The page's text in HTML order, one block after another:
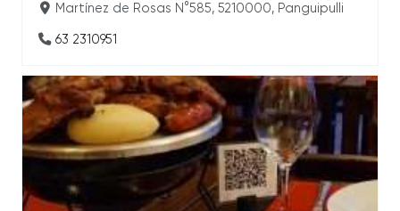
Martínez de Rosas N°585, 5210000, Panguipulli
63 2310951